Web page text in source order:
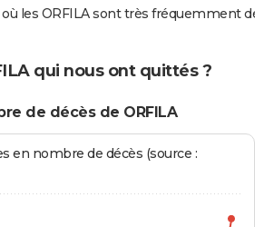
les ORFILA sont très fréquemment
qui nous ont quittés ?
de décès de ORFILA
en nombre de décès (source :